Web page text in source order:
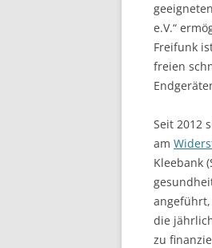
e.V.“
Freifunk
freien
Seit 2012
am
Kleebank
die
zu